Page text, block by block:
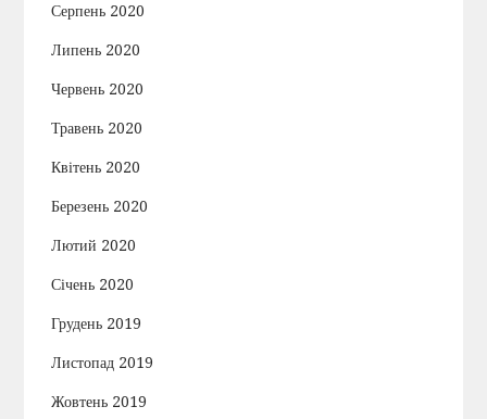
Серпень 2020
Липень 2020
Червень 2020
Травень 2020
Квітень 2020
Березень 2020
Лютий 2020
Січень 2020
Грудень 2019
Листопад 2019
Жовтень 2019